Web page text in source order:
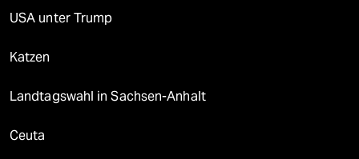
USA unter Trump
Katzen
Landtagswahl in Sachsen-Anhalt
Ceuta